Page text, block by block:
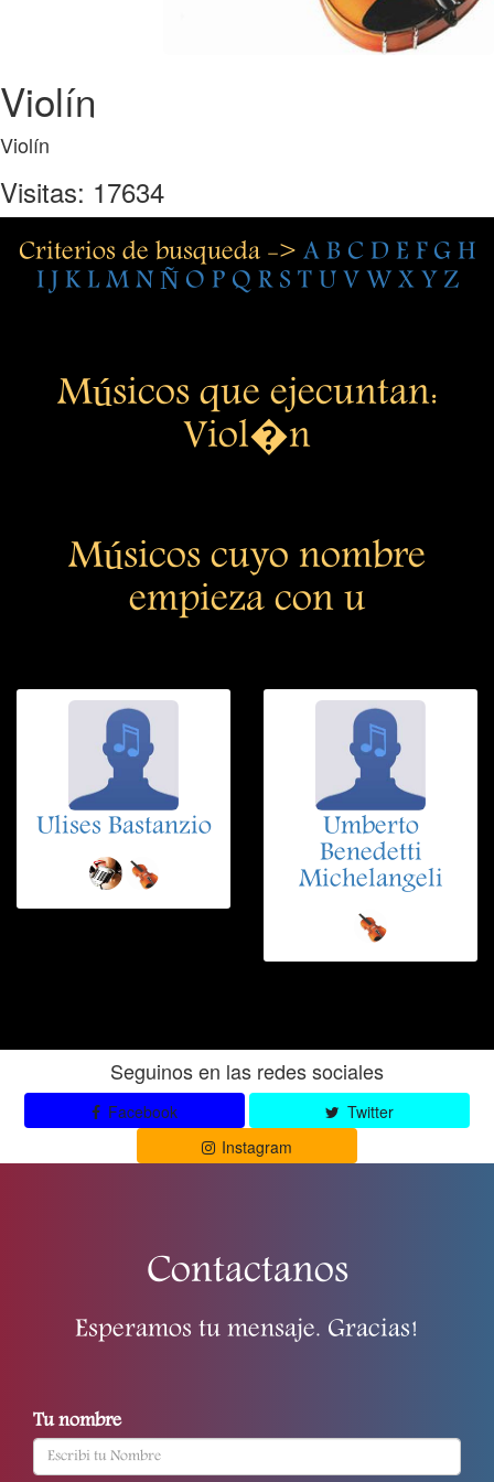
Violín
Violín
Visitas: 17634
Criterios de busqueda -> A B C D E F G H
I J K L M N Ñ O P Q R S T U V W X Y Z
Músicos que ejecuntan:
Viol�n
Músicos cuyo nombre
empieza con u
Ulises Bastanzio
Umberto
Benedetti
Michelangeli
Seguinos en las redes sociales
Facebook
Twitter
Instagram
Contactanos
Esperamos tu mensaje. Gracias!
Tu nombre